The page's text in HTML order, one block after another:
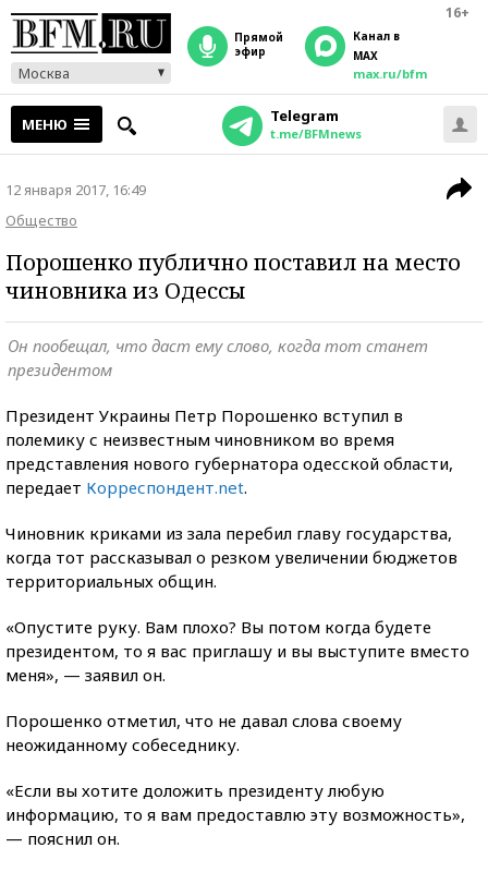
16+
Москва
прямой
эфир
Канал в
MAX
max.ru/bfm
МЕНЮ Telegram
t.me/BFMnews
12 января 2017, 16:49
Общество
Порошенко публично поставил на место
чиновника из Одессы
Он пообещал, что даст ему слово, когда тот станет
президентом
Президент Украины Петр Порошенко вступил в
полемику с неизвестным чиновником во время
представления нового губернатора одесской области,
передает Корреспондент.net.
Чиновник криками из зала перебил главу государства,
когда тот рассказывал о резком увеличении бюджетов
территориальных общин.
«Опустите руку. Вам плохо? Вы потом когда будете
президентом, то я вас приглашу и вы выступите вместо
меня», — заявил он.
Порошенко отметил, что не давал слова своему
неожиданному собеседнику.
«Если вы хотите доложить президенту любую
информацию, то я вам предоставлю эту возможность»,
— пояснил он.